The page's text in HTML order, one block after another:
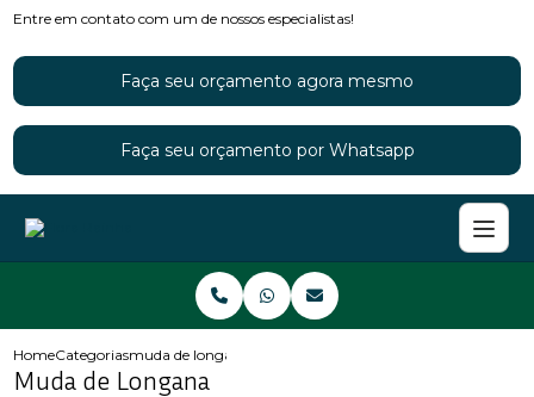
Entre em contato com um de nossos especialistas!
Faça seu orçamento agora mesmo
Faça seu orçamento por Whatsapp
HomeCategoriasmuda de longana
Muda de Longana